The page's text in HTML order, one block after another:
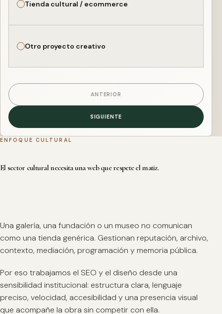
Tienda cultural / ecommerce
Otro proyecto creativo
ANTERIOR
SIGUIENTE
ENFOQUE CULTURAL
El sector cultural necesita una web que respete el matiz.
Una galería, una fundación o un museo no comunican
como una tienda genérica. Gestionan reputación, archivo,
contexto, mediación, programación y memoria pública.
Por eso trabajamos el SEO y el diseño desde una
sensibilidad institucional: estructura clara, lenguaje
preciso, velocidad, accesibilidad y una presencia visual
que acompañe la obra sin competir con ella.